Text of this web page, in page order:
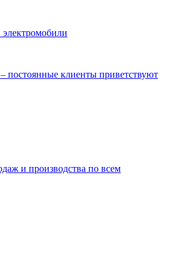
постоянные клиенты приветствуют
и производства по всем